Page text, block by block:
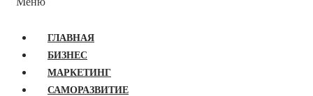
ГЛАВНАЯ
БИЗНЕС
МАРКЕТИНГ
САМОРАЗВИТИЕ